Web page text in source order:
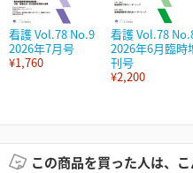
看護 Vol.78 No.9
2026年7月号
¥1,760
看護 Vol.78
2026年6月臨時
刊号
¥2,200
この商品を買った人は、こ